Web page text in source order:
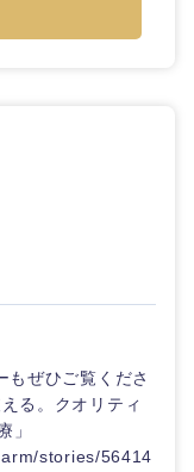
県
県
もぜひご覧くださ
る。クオリティ
」
stories/56414